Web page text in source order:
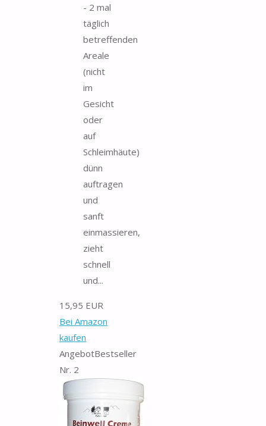
- 2 mal
täglich
betreffenden
Areale
(nicht
im
Gesicht
oder
auf
Schleimhäute)
dünn
auftragen
und
sanft
einmassieren,
zieht
schnell
und...
15,95 EUR
Bei Amazon
kaufen
AngebotBestseller
Nr. 2